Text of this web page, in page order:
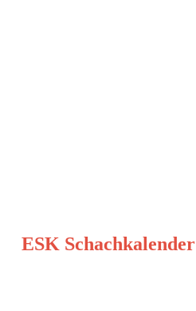
ESK Schachkalender